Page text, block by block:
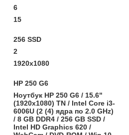
6
15
256 SSD
2
1920x1080
HP 250 G6
Ноутбук HP 250 G6 / 15.6"
(1920x1080) TN / Intel Core i3-
6006U (2 (4) ядра по 2.0 GHz)
/ 8 GB DDR4 / 256 GB SSD /
Intel HD Graphics 620 /